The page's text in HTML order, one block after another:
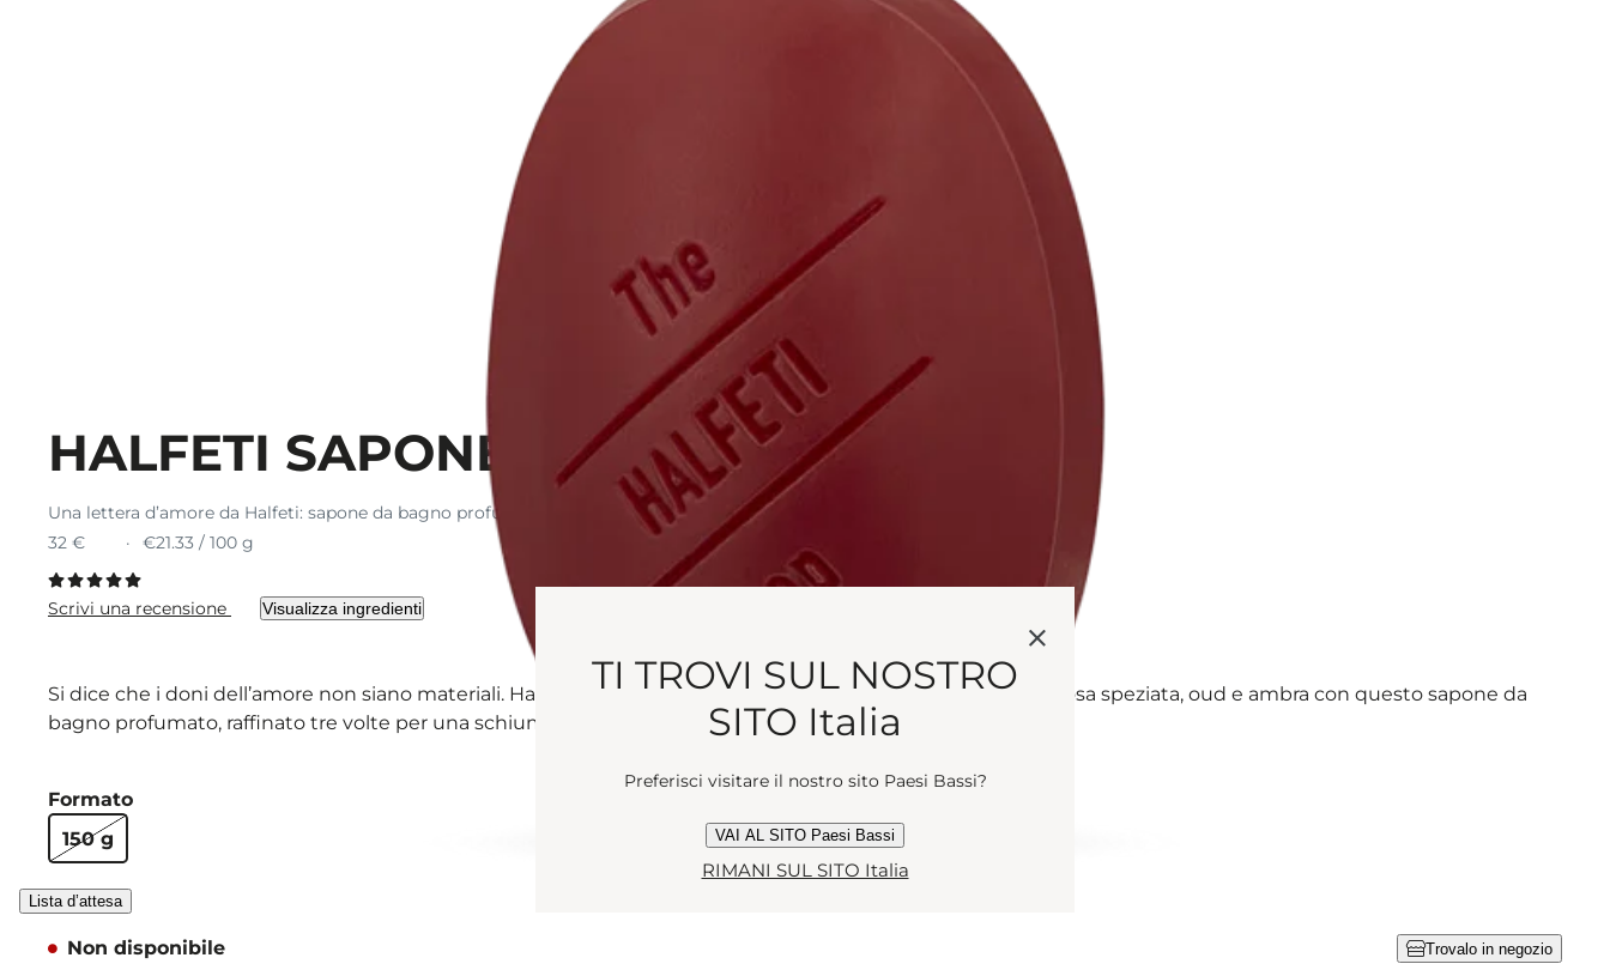
HALFETI SAPONE
Una lettera d’amore da Halfeti: sapone da bagno profumato con rosa speziata, oud e ambra.
32 €
€21.33 / 100 g
Scrivi una recensione Visualizza ingredienti
Si dice che i doni dell’amore non siano materiali. Halfeti è differente. Innamorati del profumo inebriante di rosa speziata, oud e ambra con questo sapone da
bagno profumato, raffinato tre volte per una schiuma squisitamente ricca.
Formato
150 g
Lista d’attesa
Non disponibile Trovalo in negozio
TI TROVI SUL NOSTRO
SITO Italia
Preferisci visitare il nostro sito Paesi Bassi?
VAI AL SITO Paesi Bassi
RIMANI SUL SITO Italia